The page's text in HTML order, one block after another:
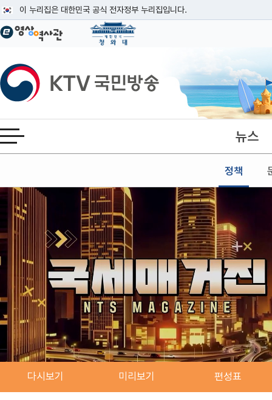
이 누리집은 대한민국 공식 전자정부 누리집입니다.
공식 누리집 주소 확인하기
이밖에 or.kr 또는 .kr등 다른 도메인 주소를 사용하고 있다면 아래 URL에서
운영중인 공식 누리집보기
KTV국민방송
전체메뉴 열기 뉴스
정책
본문
다시보기 미리보기 편성표